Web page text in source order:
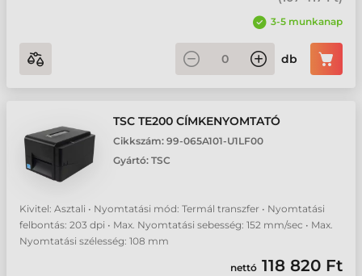
3-5 munkanap
db
TSC TE200 CÍMKENYOMTATÓ
Cikkszám: 99-065A101-U1LF00
Gyártó: TSC
Kivitel: Asztali • Nyomtatási mód: Termál transzfer • Nyomtatási
felbontás: 203 dpi • Max. Nyomtatási sebesség: 152 mm/sec • Max.
Nyomtatási szélesség: 108 mm
nettó 118 820 Ft